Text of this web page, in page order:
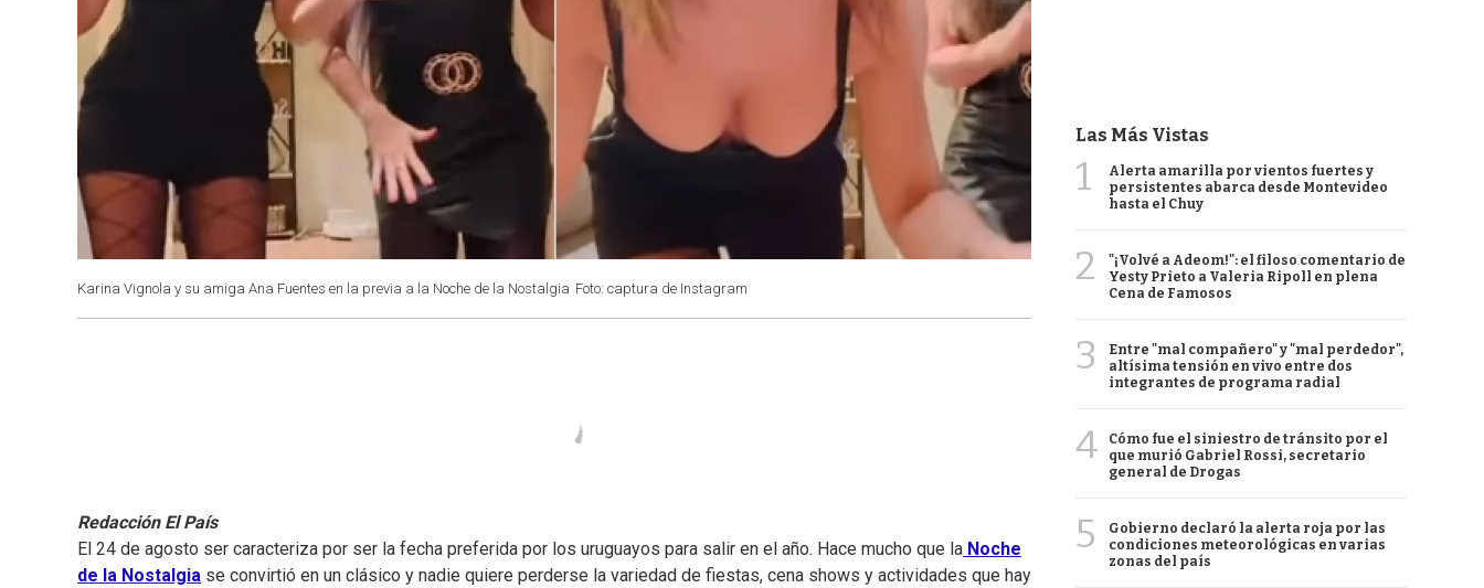
Karina Vignola y su amiga Ana Fuentes en la previa a la Noche de la Nostalgia Foto: captura de Instagram
Redacción El País
El 24 de agosto ser caracteriza por ser la fecha preferida por los uruguayos para salir en el año. Hace mucho que la Noche
de la Nostalgia se convirtió en un clásico y nadie quiere perderse la variedad de fiestas, cena shows y actividades que hay
Las Más Vistas
1
Alerta amarilla por vientos fuertes y
persistentes abarca desde Montevideo
hasta el Chuy
2
"¡Volvé a Adeom!": el filoso comentario de
Yesty Prieto a Valeria Ripoll en plena
Cena de Famosos
3
Entre "mal compañero" y "mal perdedor",
altísima tensión en vivo entre dos
integrantes de programa radial
4
Cómo fue el siniestro de tránsito por el
que murió Gabriel Rossi, secretario
general de Drogas
5
Gobierno declaró la alerta roja por las
condiciones meteorológicas en varias
zonas del país